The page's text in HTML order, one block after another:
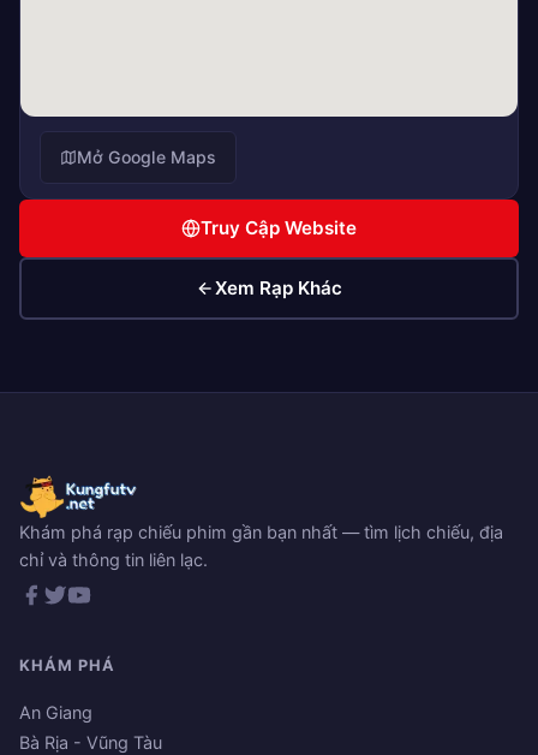
Mở Google Maps
Truy Cập Website
Xem Rạp Khác
Khám phá rạp chiếu phim gần bạn nhất — tìm lịch chiếu, địa
chỉ và thông tin liên lạc.
KHÁM PHÁ
An Giang
Bà Rịa - Vũng Tàu